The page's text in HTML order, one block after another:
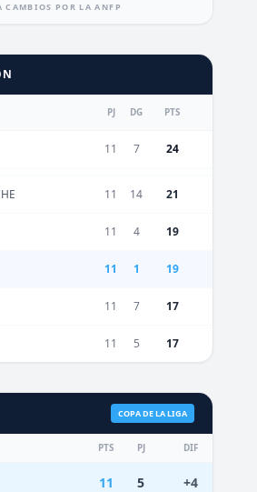
CAMBIOS POR LA ANFP
PJ DG PTS
11 7 24
11 14 21
11 4 19
11 1 19
11 7 17
11 5 17
COPA DE LA LIGA
PTS PJ DIF
11 5 +4